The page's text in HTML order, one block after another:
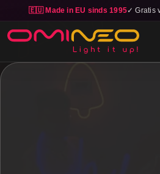
🇪🇺 Made in EU sinds 1995✓ Gratis
Skip to main content